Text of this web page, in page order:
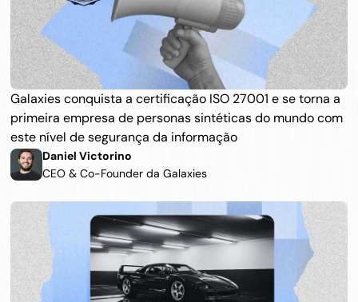
Galaxies conquista a certificação ISO 27001 e se torna a
primeira empresa de personas sintéticas do mundo com
este nível de segurança da informação
Daniel Victorino
CEO & Co-Founder da Galaxies